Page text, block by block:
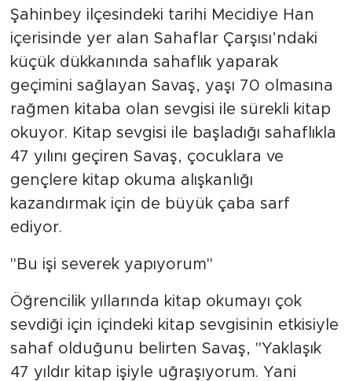
Şahinbey ilçesindeki tarihi Mecidiye Han
içerisinde yer alan Sahaflar Çarşısı’ndaki
küçük dükkanında sahaflık yaparak
geçimini sağlayan Savaş, yaşı 70 olmasına
rağmen kitaba olan sevgisi ile sürekli kitap
okuyor. Kitap sevgisi ile başladığı sahaflıkla
47 yılını geçiren Savaş, çocuklara ve
gençlere kitap okuma alışkanlığı
kazandırmak için de büyük çaba sarf
ediyor.
"Bu işi severek yapıyorum"
Öğrencilik yıllarında kitap okumayı çok
sevdiği için içindeki kitap sevgisinin etkisiyle
sahaf olduğunu belirten Savaş, "Yaklaşık
47 yıldır kitap işiyle uğraşıyorum. Yani